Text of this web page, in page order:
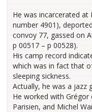
He was incarcerated at
number 4901),
convoy 77, gassed on
p 00517 – p 00528).
His camp record
which was in fact that
sleeping sickness.
Actually, he was a jazz
He worked with Grégor
Parisien, and Michel